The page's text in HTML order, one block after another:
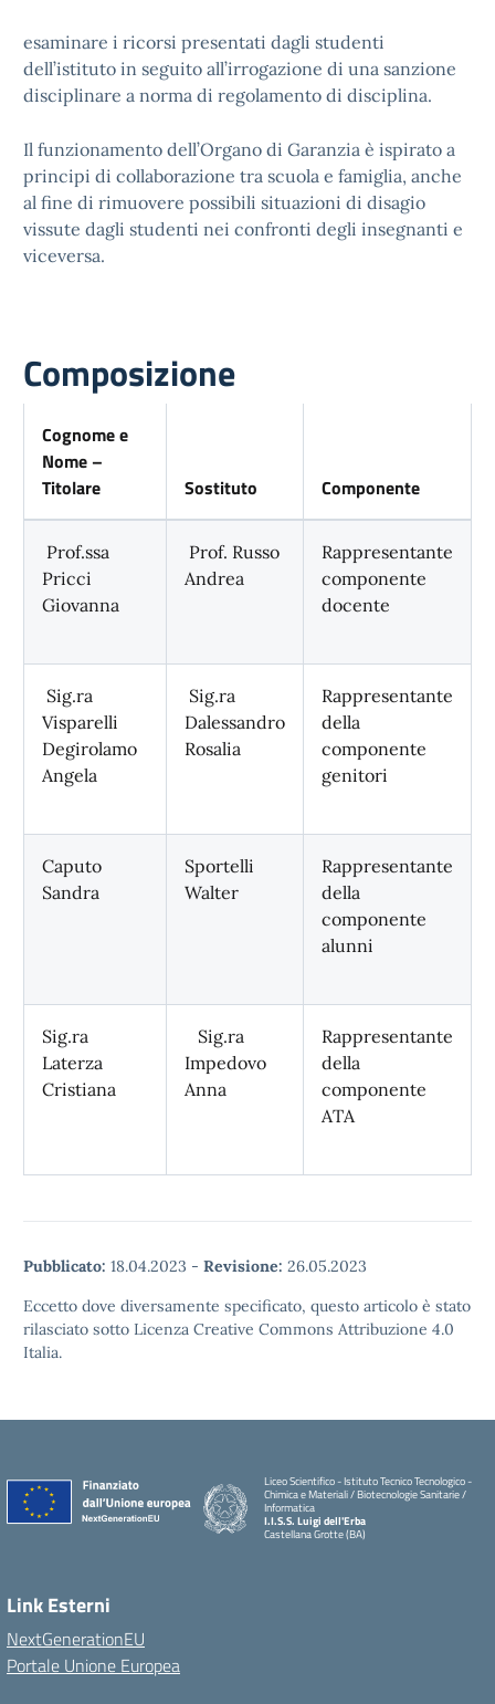
esaminare i ricorsi presentati dagli studenti
dell’istituto in seguito all’irrogazione di una sanzione
disciplinare a norma di regolamento di disciplina.
Il funzionamento dell’Organo di Garanzia è ispirato a
principi di collaborazione tra scuola e famiglia, anche
al fine di rimuovere possibili situazioni di disagio
vissute dagli studenti nei confronti degli insegnanti e
viceversa.
Composizione
Cognome e
Nome –
Titolare
Sostituto Componente
Prof.ssa
Pricci
Giovanna
Prof. Russo
Andrea
Rappresentante
componente
docente
Sig.ra
Visparelli
Degirolamo
Angela
Sig.ra
Dalessandro
Rosalia
Rappresentante
della
componente
genitori
Caputo
Sandra
Sportelli
Walter
Rappresentante
della
componente
alunni
Sig.ra
Laterza
Cristiana
Sig.ra
Impedovo
Anna
Rappresentante
della
componente
ATA
Pubblicato: 18.04.2023 - Revisione: 26.05.2023
Eccetto dove diversamente specificato, questo articolo è stato
rilasciato sotto Licenza Creative Commons Attribuzione 4.0
Italia.
Liceo Scientifico - Istituto Tecnico Tecnologico -
Chimica e Materiali / Biotecnologie Sanitarie /
Informatica
I.I.S.S. Luigi dell'Erba
Castellana Grotte (BA)
Link Esterni
NextGenerationEU
Portale Unione Europea